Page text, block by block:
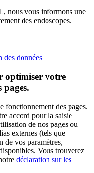
nous vous informons une
des endoscopes.
des données
optimiser votre
pages.
fonctionnement des pages.
accord pour la saisie
de nos pages ou
externes (tels que
vos paramètres,
Vous trouverez
déclaration sur les